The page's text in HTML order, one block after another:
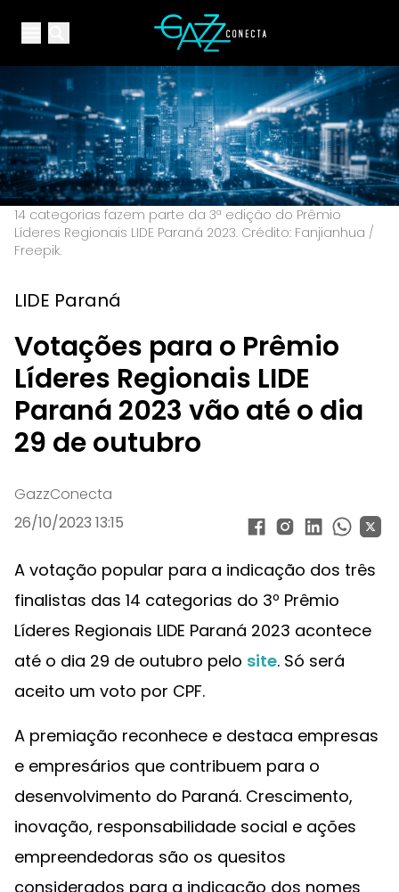
Open main menuYour Company
14 categorias fazem parte da 3ª edição do Prêmio
Líderes Regionais LIDE Paraná 2023. Crédito: Fanjianhua /
Freepik.
LIDE Paraná
Votações para o Prêmio
Líderes Regionais LIDE
Paraná 2023 vão até o dia
29 de outubro
GazzConecta
26/10/2023 13:15
A votação popular para a indicação dos três
finalistas das 14 categorias do 3º Prêmio
Líderes Regionais LIDE Paraná 2023 acontece
até o dia 29 de outubro pelo site. Só será
aceito um voto por CPF.
A premiação reconhece e destaca empresas
e empresários que contribuem para o
desenvolvimento do Paraná. Crescimento,
inovação, responsabilidade social e ações
empreendedoras são os quesitos
considerados para a indicação dos nomes